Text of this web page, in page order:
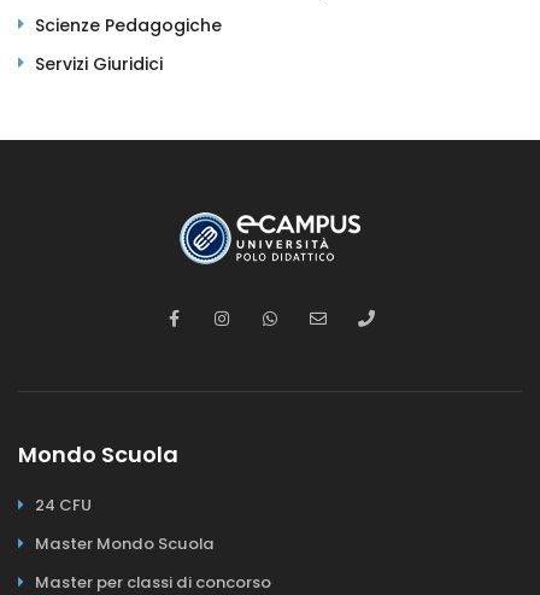
Scienze Pedagogiche
Servizi Giuridici
Mondo Scuola
24 CFU
Master Mondo Scuola
Master per classi di concorso